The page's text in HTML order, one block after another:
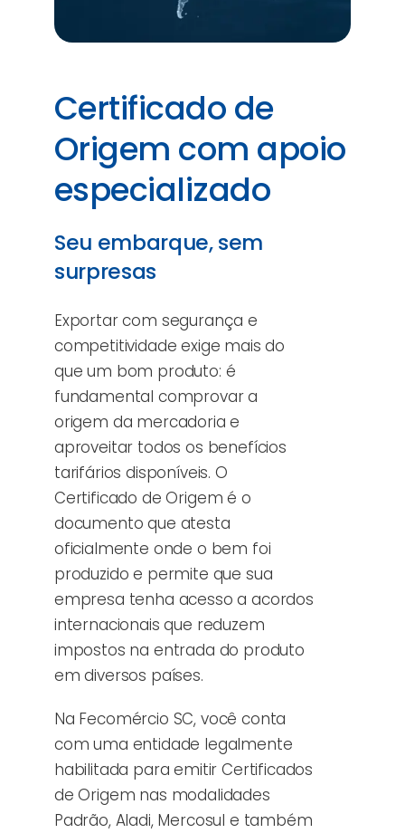
Certificado de
Origem com apoio
especializado
Seu embarque, sem
surpresas
Exportar com segurança e
competitividade exige mais do
que um bom produto: é
fundamental comprovar a
origem da mercadoria e
aproveitar todos os benefícios
tarifários disponíveis. O
Certificado de Origem é o
documento que atesta
oficialmente onde o bem foi
produzido e permite que sua
empresa tenha acesso a acordos
internacionais que reduzem
impostos na entrada do produto
em diversos países.
Na Fecomércio SC, você conta
com uma entidade legalmente
habilitada para emitir Certificados
de Origem nas modalidades
Padrão, Aladi, Mercosul e também